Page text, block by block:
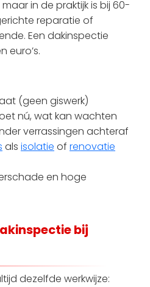
in de praktijk is bij 60-
reparatie of
Een dakinspectie
euro’s.
(geen giswerk)
nú, wat kan wachten
verrassingen achteraf
als isolatie of renovatie
en hoge
bij
dezelfde werkwijze: